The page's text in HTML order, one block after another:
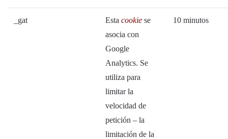
_gat Esta cookie se
asocia con
Google
Analytics. Se
utiliza para
limitar la
velocidad de
petición – la
limitación de la
10 minutos